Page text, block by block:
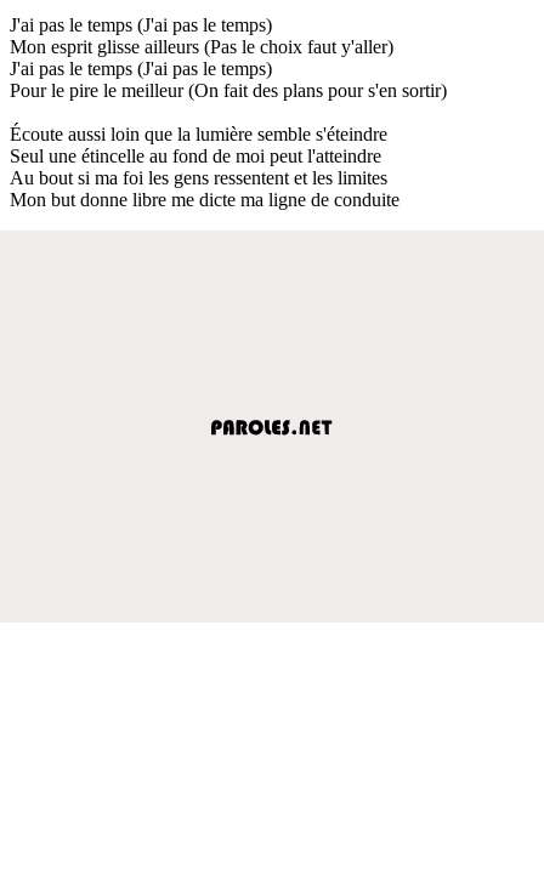
J'ai pas le temps (J'ai pas le temps)
Mon esprit glisse ailleurs (Pas le choix faut y'aller)
J'ai pas le temps (J'ai pas le temps)
Pour le pire le meilleur (On fait des plans pour s'en sortir)
Écoute aussi loin que la lumière semble s'éteindre
Seul une étincelle au fond de moi peut l'atteindre
Au bout si ma foi les gens ressentent et les limites
Mon but donne libre me dicte ma ligne de conduite